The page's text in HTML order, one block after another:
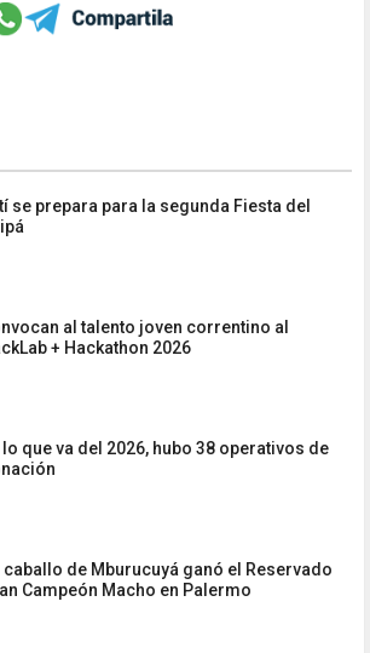
se prepara para la segunda Fiesta del
al talento joven correntino al
+ Hackathon 2026
lo que va del 2026, hubo 38 operativos de
caballo de Mburucuyá ganó el Reservado
Campeón Macho en Palermo